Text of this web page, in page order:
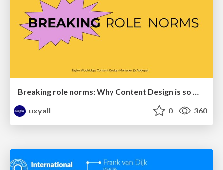
Breaking role norms: Why Content Design is so much more than writing copy - Taylor Woolridge
uxyall
0 360